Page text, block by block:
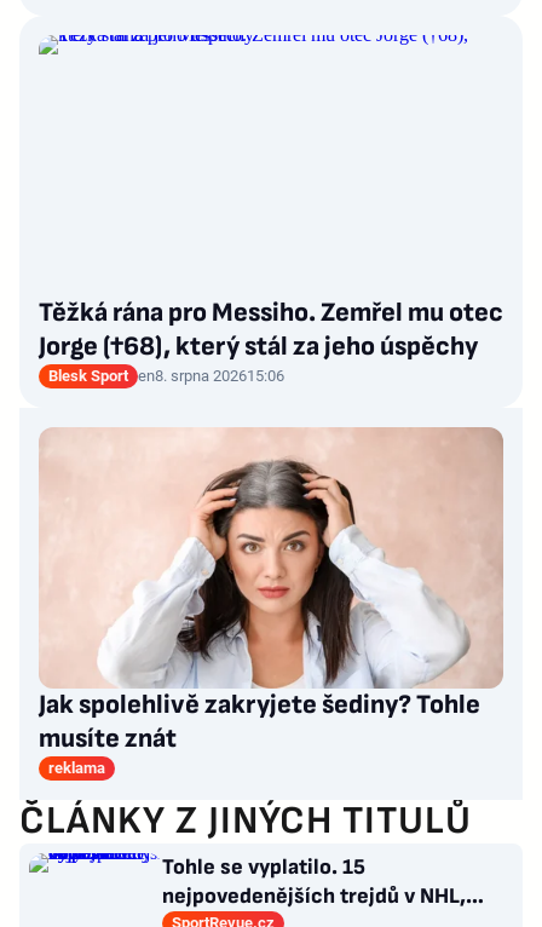
Těžká rána pro Messiho. Zemřel mu otec
Jorge (†68), který stál za jeho úspěchy
Blesk Sport en8. srpna 202615:06
Jak spolehlivě zakryjete šediny? Tohle
musíte znát
reklama
ČLÁNKY Z JINÝCH TITULŮ
Tohle se vyplatilo. 15
nejpovedenějších trejdů v NHL,
SportRevue.cz